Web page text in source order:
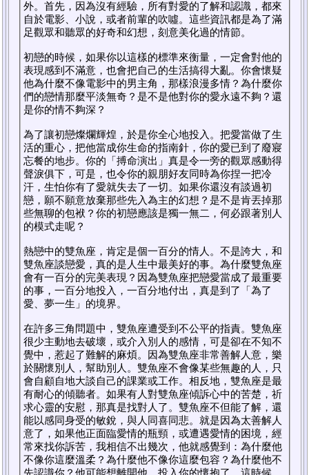
外。首先，因為沒有經驗，所有對愛的了解和認識，都來
自於電影、小說，或者前輩的吹噓。這些資訊都是為了滿
足觀眾和聽眾的好奇和幻想，刻意美化過的情節。
初戀的時候，如果你以這樣的標準來衡量，一定會對他的
表現感到不滿意，也會把自己的生活搞得大亂。你會懷疑
他為什麼不像電影中的男主角，那樣浪漫多情？為什麼你
們的戀情那麼平淡無奇？是不是他對你的愛永遠不夠？還
是你的情不夠深？
為了讓初戀燦爛輝煌，於是你全心地投入。把愛當做了生
活的重心，把他當成你生命的指南針，你的愛已到了廢寢
忘餐的地步。你的「搏命演出」真是令一旁的觀眾感動得
聲淚俱下，可是，也令你的親朋好友同時為你捏一把冷
汗，生怕你有了愛就失去了一切。如果你還沒有談過初
戀，願不願意放棄那些先入為主的幻想？是不是肯丟掉那
些無聊的包袱？你的初戀應該是獨一無二，何必跟著別人
的模式走呢？
熱戀中的雙魚座，肯定是個一百分的情人。不是誇大，和
雙魚座談戀愛，真的是人生中最美好的事。為什麼雙魚座
會有一百分的完美表現？因為雙魚座把戀愛當成了最重要
的事，一百分地投入，一百分地付出，真是到了「為了
愛、夢一生」的境界。
在許多三角問題中，雙魚座遭受到不公平的指責。雙魚座
很少主動地去破壞，或介入別人的感情，可是卻在不知不
覺中，惹起了難解的麻煩。因為雙魚座非常善解人意，樂
於關懷別人，幫助別人。雙魚座不會像某些無趣的人，只
會自顧自地大談自己的課業或工作。相反地，雙魚座是最
有耐心的傾聽者。如果有人對雙魚座傾訴心中的苦楚，祈
求心靈的安慰，那真是找對人了。雙魚座不但能了解，還
能以感同身受的敏銳，與人同喜同悲。就是因為太善解人
意了，如果他正面臨愛情的瓶頸，或遭遇愛情的困境，經
常來找你訴苦，我相信不出幾次，他就感覺到：為什麼他
不像你這麼溫柔？為什麼他不像你這麼包容？為什麼他不